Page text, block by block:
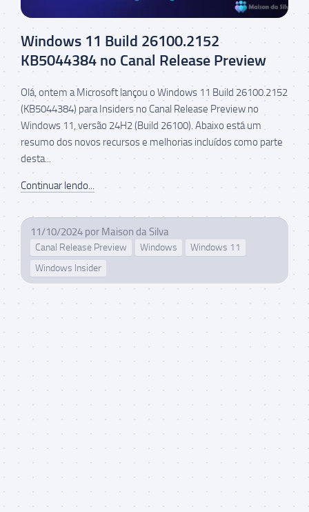
Windows 11 Build 26100.2152
KB5044384 no Canal Release Preview
Olá, ontem a Microsoft lançou o Windows 11 Build 26100.2152
(KB5044384) para Insiders no Canal Release Preview no
Windows 11, versão 24H2 (Build 26100). Abaixo está um
resumo dos novos recursos e melhorias incluídos como parte
desta...
Continuar lendo...
11/10/2024 por Maison da Silva
Canal Release Preview Windows
Windows 11
Windows Insider